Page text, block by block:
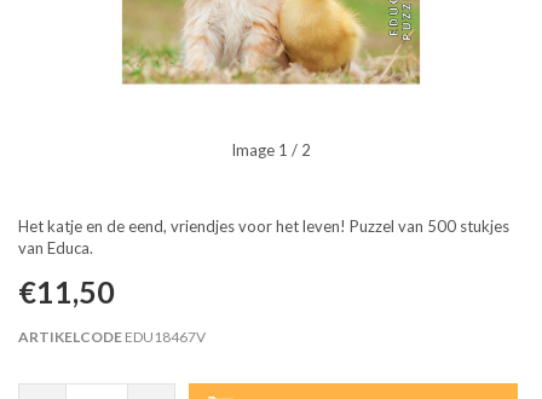
Image 1 / 2
Het katje en de eend, vriendjes voor het leven! Puzzel van 500 stukjes
van Educa.
€11,50
ARTIKELCODE EDU18467V